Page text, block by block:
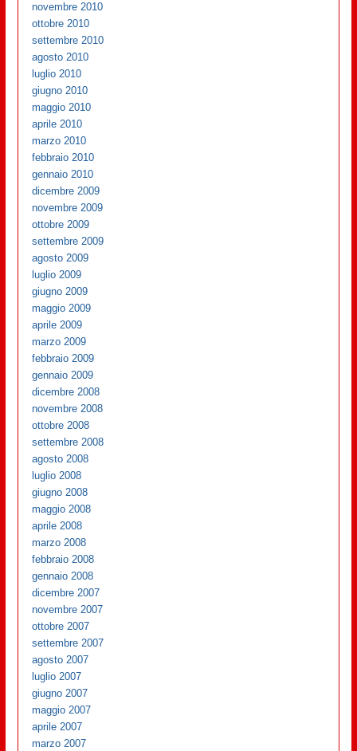
novembre 2010
ottobre 2010
settembre 2010
agosto 2010
luglio 2010
giugno 2010
maggio 2010
aprile 2010
marzo 2010
febbraio 2010
gennaio 2010
dicembre 2009
novembre 2009
ottobre 2009
settembre 2009
agosto 2009
luglio 2009
giugno 2009
maggio 2009
aprile 2009
marzo 2009
febbraio 2009
gennaio 2009
dicembre 2008
novembre 2008
ottobre 2008
settembre 2008
agosto 2008
luglio 2008
giugno 2008
maggio 2008
aprile 2008
marzo 2008
febbraio 2008
gennaio 2008
dicembre 2007
novembre 2007
ottobre 2007
settembre 2007
agosto 2007
luglio 2007
giugno 2007
maggio 2007
aprile 2007
marzo 2007